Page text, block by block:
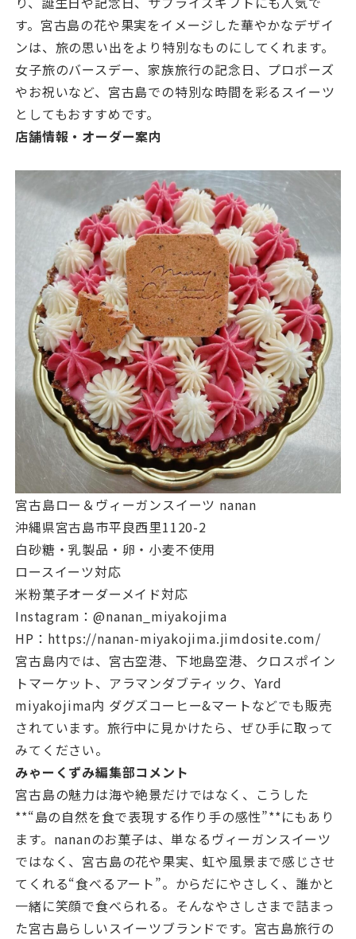
す。宮古島の花や果実をイメージした華やかなデザイ
ンは、旅の思い出をより特別なものにしてくれます。
女子旅のバースデー、家族旅行の記念日、プロポーズ
やお祝いなど、宮古島での特別な時間を彩るスイーツ
としてもおすすめです。
店舗情報・オーダー案内
宮古島ロー＆ヴィーガンスイーツ nanan
沖縄県宮古島市平良西里1120-2
白砂糖・乳製品・卵・小麦不使用
ロースイーツ対応
米粉菓子オーダーメイド対応
Instagram：@nanan_miyakojima
HP：https://nanan-miyakojima.jimdosite.com/
宮古島内では、宮古空港、下地島空港、クロスポイン
トマーケット、アラマンダブティック、Yard
miyakojima内 ダグズコーヒー&マートなどでも販売
されています。旅行中に見かけたら、ぜひ手に取って
みてください。
みゃーくずみ編集部コメント
宮古島の魅力は海や絶景だけではなく、こうした
**“島の自然を食で表現する作り手の感性”**にもあり
ます。nananのお菓子は、単なるヴィーガンスイーツ
ではなく、宮古島の花や果実、虹や風景まで感じさせ
てくれる“食べるアート”。からだにやさしく、誰かと
一緒に笑顔で食べられる。そんなやさしさまで詰まっ
た宮古島らしいスイーツブランドです。宮古島旅行の